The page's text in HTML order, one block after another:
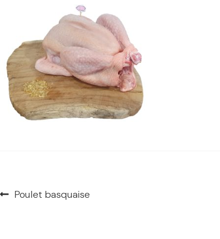
Navigation
Article
Poulet basquaise